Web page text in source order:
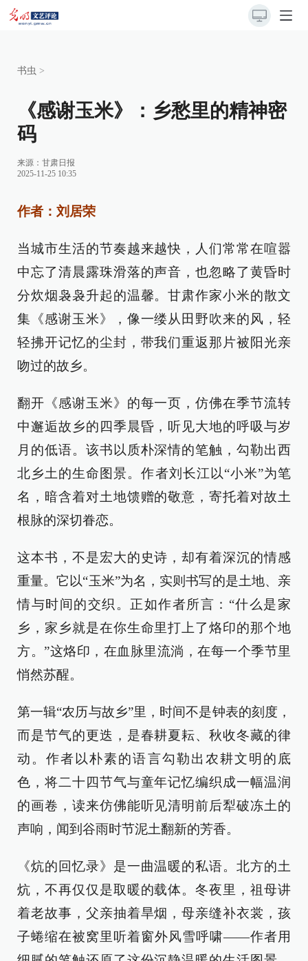
书虫 >
《感谢玉米》：乡愁里的精神密
码
来源： 甘肃日报
2025-11-25 10:35
作者：刘居荣
当城市生活的节奏越来越快，人们常常在喧嚣
中忘了清晨露珠滑落的声音，也忽略了黄昏时
分炊烟袅袅升起的温馨。甘肃作家小米的散文
集《感谢玉米》，像一缕从田野吹来的风，轻
轻拂开记忆的尘封，带我们重返那片被阳光亲
吻过的故乡。
翻开《感谢玉米》的每一页，仿佛在季节流转
中邂逅故乡的四季晨昏，听见大地的呼吸与岁
月的低语。该书以质朴深情的笔触，勾勒出西
北乡土的生命图景。作者刘长江以“小米”为笔
名，暗含着对土地馈赠的敬意，寄托着对故土
根脉的深切眷恋。
这本书，不是宏大的史诗，却有着深沉的情感
重量。它以“玉米”为名，实则书写的是土地、亲
情与时间的交织。正如作者所言：“什么是家
乡，家乡就是在你生命里打上了烙印的那个地
方。”这烙印，在血脉里流淌，在每一个季节里
悄然苏醒。
第一辑“农历与故乡”里，时间不是钟表的刻度，
而是节气的更迭，是春耕夏耘、秋收冬藏的律
动。作者以朴素的语言勾勒出农耕文明的底
色，将二十四节气与童年记忆编织成一幅温润
的画卷，读来仿佛能听见清明前后犁破冻土的
声响，闻到谷雨时节泥土翻新的芳香。
《炕的回忆录》是一曲温暖的私语。北方的土
炕，不再仅仅是取暖的载体。冬夜里，祖母讲
着老故事，父亲抽着旱烟，母亲缝补衣裳，孩
子蜷缩在被窝里听着窗外风雪呼啸——作者用